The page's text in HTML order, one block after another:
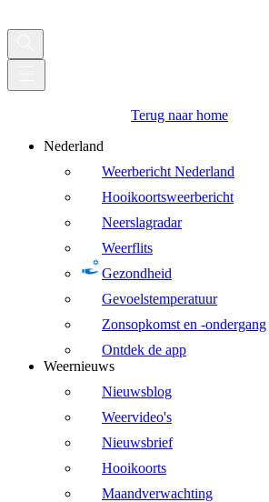
Terug naar home
Nederland
Weerbericht Nederland
Hooikoortsweerbericht
Neerslagradar
Weerflits
Gezondheid
Gevoelstemperatuur
Zonsopkomst en -ondergang
Ontdek de app
Weernieuws
Nieuwsblog
Weervideo's
Nieuwsbrief
Hooikoorts
Maandverwachting